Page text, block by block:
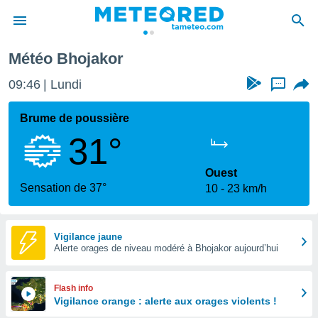
de
Météo Bhojakor
09:46 Lundi ...
Brume de poussière
31°
Sensation de 37°
Ouest
10
23 km/h
Vigilance jaune
Alerte orages de niveau modéré à Bhojakor aujourd’hui
Flash info
Vigilance orange : alerte aux orages violents !